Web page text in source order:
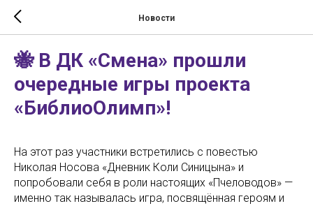
Новости
🐝 В ДК «Смена» прошли
очередные игры проекта
«БиблиоОлимп»!
На этот раз участники встретились с повестью
Николая Носова «Дневник Коли Синицына» и
попробовали себя в роли настоящих «Пчеловодов» —
именно так называлась игра, посвящённая героям и